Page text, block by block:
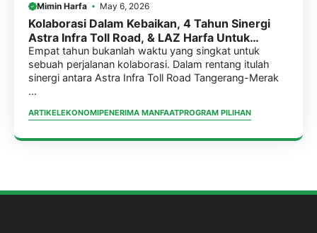
Mimin Harfa May 6, 2026
Kolaborasi Dalam Kebaikan, 4 Tahun Sinergi
Astra Infra Toll Road, & LAZ Harfa Untuk
Program Pemberdayaan Masyarakat
Empat tahun bukanlah waktu yang singkat untuk
sebuah perjalanan kolaborasi. Dalam rentang itulah
sinergi antara Astra Infra Toll Road Tangerang-Merak
...
ARTIKELEKONOMIPENERIMA MANFAATPROGRAM PILIHAN